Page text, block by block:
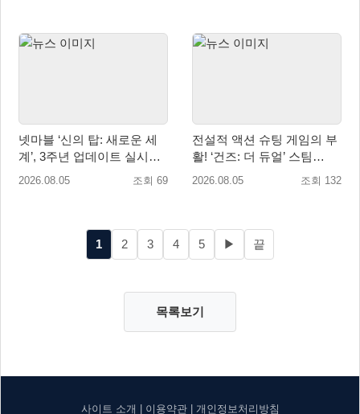
넷마블 ‘신의 탑: 새로운 세
계’, 3주년 업데이트 실시…
신규 가주 ‘연 이랑’ 등장
2026.08.05 조회 69
전설적 액션 슈팅 게임의 부
활! ‘건즈: 더 듀얼’ 스팀
(Steam) 8월 14일 정식 오픈
2026.08.05 조회 132
1 2 3 4 5 ▶ 끝
목록보기
사이트 소개 이용약관| 개인정보처리방침